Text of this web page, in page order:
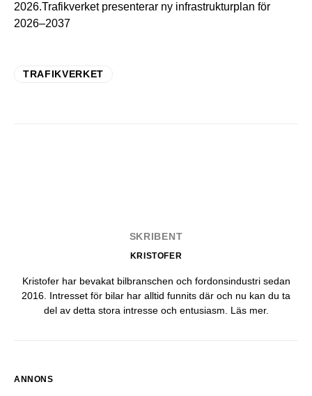
2026.Trafikverket presenterar ny infrastrukturplan för
2026–2037
TRAFIKVERKET
SKRIBENT
KRISTOFER
Kristofer har bevakat bilbranschen och fordonsindustri sedan
2016. Intresset för bilar har alltid funnits där och nu kan du ta
del av detta stora intresse och entusiasm. Läs mer.
ANNONS